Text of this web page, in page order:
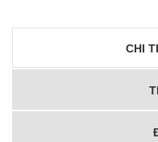
CHI